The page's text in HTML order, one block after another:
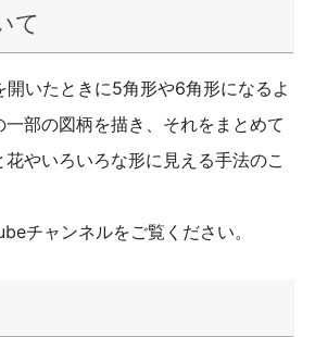
て
いたときに5角形や6角形になるよ
一部の図柄を描き、それをまとめて
やいろいろな形に見える手法のこ
チャンネルをご覧ください。